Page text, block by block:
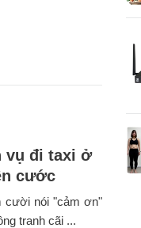
vụ đi taxi ở
cước
cười nói "cảm ơn"
tranh cãi ...